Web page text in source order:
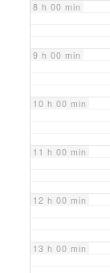
8 h 00 min
9 h 00 min
10 h 00 min
11 h 00 min
12 h 00 min
13 h 00 min